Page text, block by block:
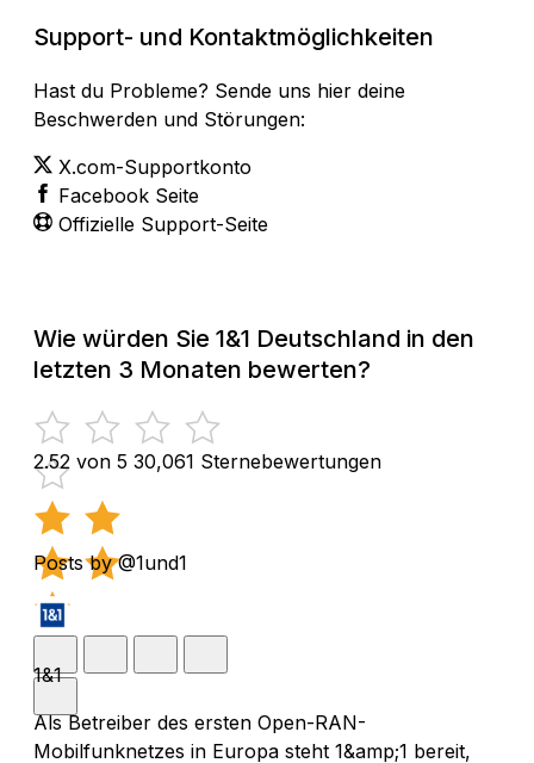
Support- und Kontaktmöglichkeiten
Hast du Probleme? Sende uns hier deine
Beschwerden und Störungen:
X.com-Supportkonto
Facebook Seite
Offizielle Support-Seite
Wie würden Sie 1&1 Deutschland in den
letzten 3 Monaten bewerten?
2.52 von 5 30,061 Sternebewertungen
Posts by @1und1
1&1
Als Betreiber des ersten Open-RAN-
Mobilfunknetzes in Europa steht 1&amp;1 bereit,